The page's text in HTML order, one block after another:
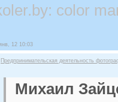
color
12 10:03
Предпринимательская деятельность
Михаил